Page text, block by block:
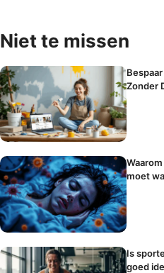
Niet te missen
Zonder
moet
Is
goed